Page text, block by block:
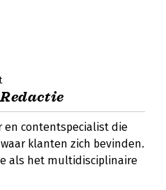
en contentspecialist die
klanten zich bevinden.
als het multidisciplinaire